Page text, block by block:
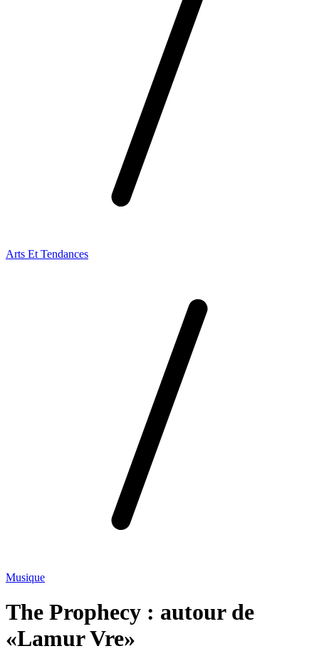
Arts Et Tendances
Musique
The Prophecy : autour de
«Lamur Vre»